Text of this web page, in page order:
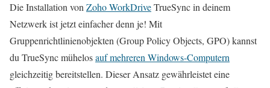
Die Installation von Zoho WorkDriveTrueSync in deinem
Netzwerk ist jetzt einfacher denn je! Mit
Gruppenrichtlinienobjekten (Group Policy Objects, GPO) kannst
du TrueSync mühelosauf mehreren Windows-Computern
gleichzeitig bereitstellen. Dieser Ansatz gewährleistet eine